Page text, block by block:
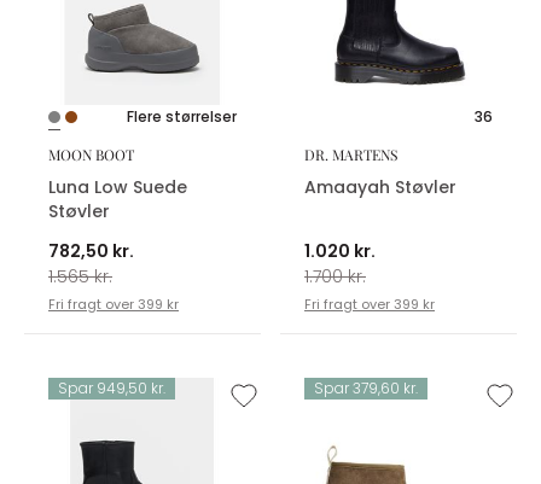
Flere størrelser
MOON BOOT
Luna Low Suede
Støvler
782,50 kr.
1.565 kr.
Fri fragt over 399 kr
36
DR. MARTENS
Amaayah Støvler
1.020 kr.
1.700 kr.
Fri fragt over 399 kr
Spar 949,50 kr. Spar 379,60 kr.